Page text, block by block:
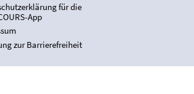
für die
App
zur Barrierefreiheit